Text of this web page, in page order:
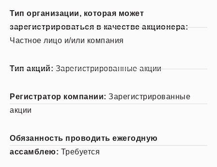
Тип организации, которая может
зарегистрироваться в качестве акционера:
Частное лицо и/или компания
Тип акций:Зарегистрированные акции
Регистратор компании: Зарегистрированные
акции
Обязанность проводить ежегодную
ассамблею: Требуется